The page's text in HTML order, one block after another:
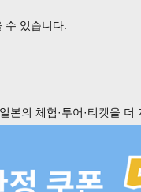
있습니다.
의 체험·투어·티켓을